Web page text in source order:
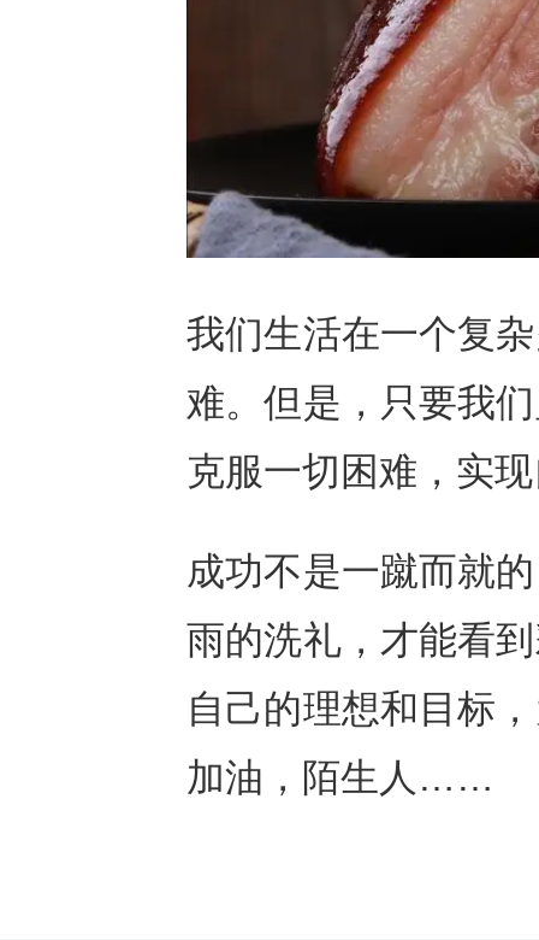
我们生活在一个复
难。但是，只要我
克服一切困难，实
成功不是一蹴而就
雨的洗礼，才能看
自己的理想和目标
加油，陌生人……